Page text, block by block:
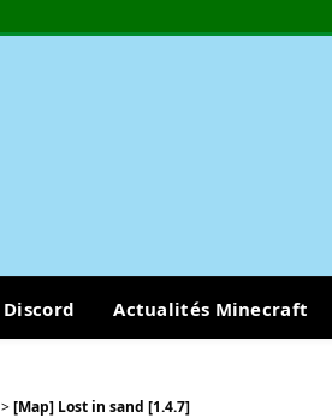
Discord Actualités Minecraft
>[Map] Lost in sand [1.4.7]